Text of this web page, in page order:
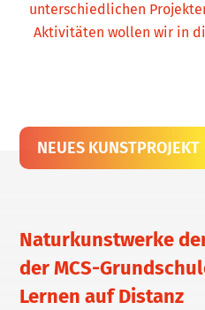
unterschiedlichen
Aktivitäten wollen wir in
NEUES KUNSTPROJEKT
Naturkunstwerke
der MCS-
Lernen auf Distanz